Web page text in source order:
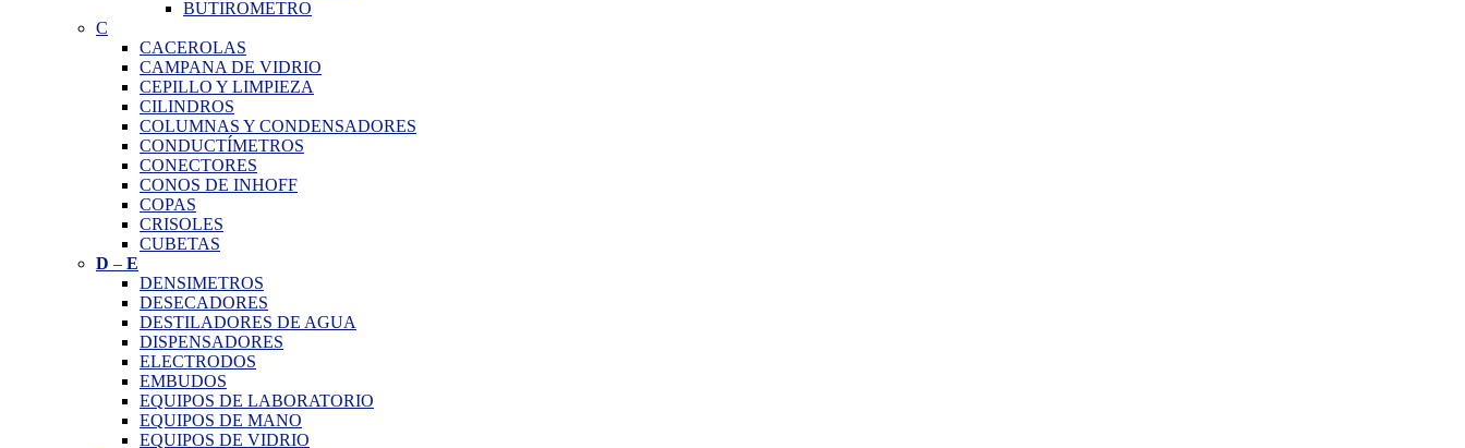
BUTIROMETRO
C
CACEROLAS
CAMPANA DE VIDRIO
CEPILLO Y LIMPIEZA
CILINDROS
COLUMNAS Y CONDENSADORES
CONDUCTÍMETROS
CONECTORES
CONOS DE INHOFF
COPAS
CRISOLES
CUBETAS
D – E
DENSIMETROS
DESECADORES
DESTILADORES DE AGUA
DISPENSADORES
ELECTRODOS
EMBUDOS
EQUIPOS DE LABORATORIO
EQUIPOS DE MANO
EQUIPOS DE VIDRIO